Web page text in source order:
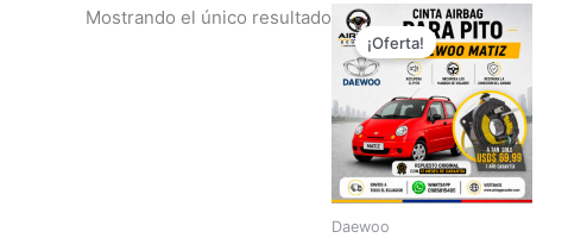
Mostrando el único resultado
¡Oferta!
Daewoo
precio
original
era:
$89,99.
El
precio
actual
es:
$69,99.